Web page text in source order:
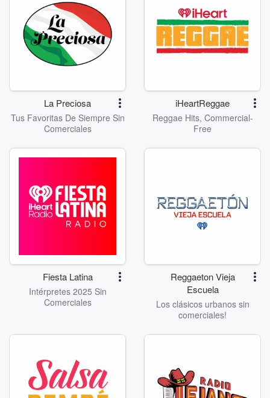
La Preciosa
Tus Favoritas De Siempre Sin
Comerciales
iHeartReggae
Reggae Hits, Commercial-
Free
Fiesta Latina
Intérpretes 2025 Sin
Comerciales
Reggaeton Vieja
Escuela
Los clásicos urbanos sin
comerciales!